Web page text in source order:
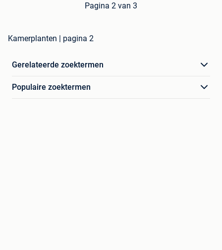
Pagina 2 van 3
Kamerplanten | pagina 2
Gerelateerde zoektermen
Populaire zoektermen